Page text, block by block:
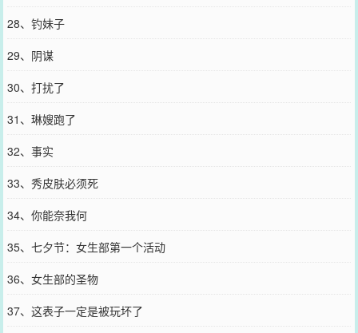
28、钓妹子
29、阴谋
30、打扰了
31、琳嫂跑了
32、事实
33、秀皮肤必须死
34、你能奈我何
35、七夕节：女生部第一个活动
36、女生部的圣物
37、这表子一定是被玩坏了